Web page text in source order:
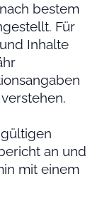
bestem
Für
Inhalte
an und
mit einem